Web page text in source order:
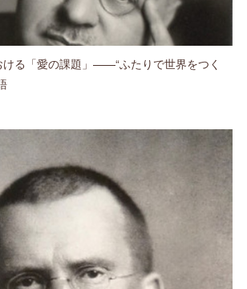
ける「愛の課題」——“ふたりで世界をつく